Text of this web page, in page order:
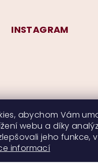
abychom Vám
webu a díky
jeho funkce,
informací
INSTAGRAM
Sledovat na Instagramu